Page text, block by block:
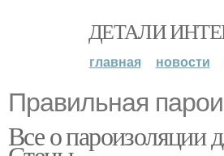
ДЕТАЛИ
главная новости
Правильная
Все о пароизоляции